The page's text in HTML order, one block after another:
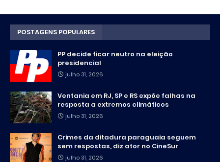
POSTAGENS POPULARES
PP decide ficar neutro na eleição
presidencial
julho 31, 2026
Ventania em RJ, SP e RS expõe falhas na
resposta a extremos climáticos
julho 31, 2026
Crimes da ditadura paraguaia seguem
sem respostas, diz ator no CineSur
julho 31, 2026